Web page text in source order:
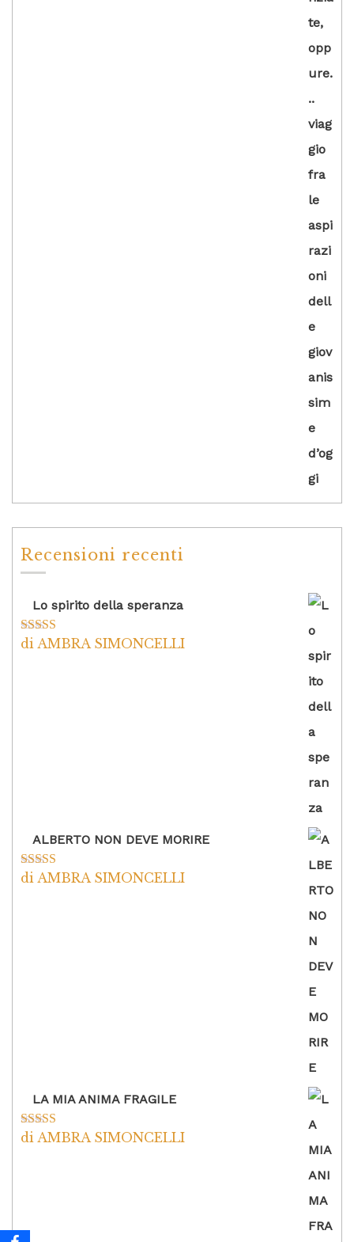
Recensioni recenti
Lo spirito della speranza
Valutato5su
di AMBRA SIMONCELLI
ALBERTO NON DEVE MORIRE
Valutato5su
di AMBRA SIMONCELLI
LA MIA ANIMA FRAGILE
Valutato5su
di AMBRA SIMONCELLI